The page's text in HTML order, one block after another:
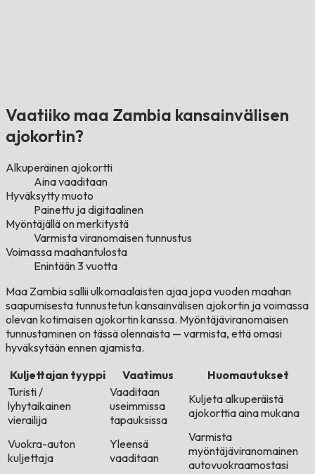
Vaatiiko maa Zambia kansainvälisen
ajokortin?
Alkuperäinen ajokortti
Aina vaaditaan
Hyväksytty muoto
Painettu ja digitaalinen
Myöntäjällä on merkitystä
Varmista viranomaisen tunnustus
Voimassa maahantulosta
Enintään 3 vuotta
Maa Zambia sallii ulkomaalaisten ajaa jopa vuoden maahan
saapumisesta tunnustetun kansainvälisen ajokortin ja voimassa
olevan kotimaisen ajokortin kanssa. Myöntäjäviranomaisen
tunnustaminen on tässä olennaista — varmista, että omasi
hyväksytään ennen ajamista.
Kuljettajan tyyppi
Vaatimus
Huomautukset
Turisti /
lyhytaikainen
vierailija
Vaaditaan
useimmissa
tapauksissa
Kuljeta alkuperäistä
ajokorttia aina mukana
Vuokra-auton
kuljettaja
Yleensä
vaaditaan
Varmista
myöntäjäviranomainen
autovuokraamostasi